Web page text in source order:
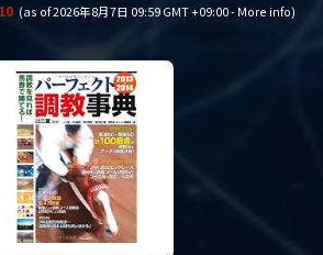
(as of 2026年8月7日 09:59 GMT +09:00 - More info)